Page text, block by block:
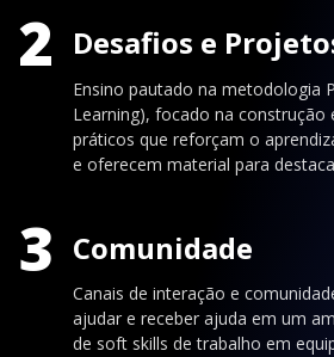
2 Desafios e
Ensino pautado na metodologia
Learning), focado na construção
práticos que reforçam o
e oferecem material para
3 Comunidade
Canais de interação e
ajudar e receber ajuda em um
de soft skills de trabalho em